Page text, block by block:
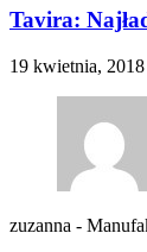
Tavira:
19 kwietnia, 2018
zuzanna -